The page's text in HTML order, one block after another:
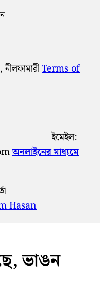
Terms of
ইমেইল:
অনলাইনের মাধ্যমে
Hasan
ভাঙন